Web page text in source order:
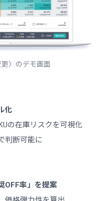
更〉のデモ画面
化
の在庫リスクを可視化
判断可能に
OFF率」を提案